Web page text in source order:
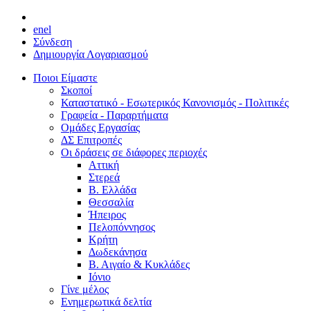
enel
Σύνδεση
Δημιουργία Λογαριασμού
Ποιοι Είμαστε
Σκοποί
Καταστατικό - Εσωτερικός Κανονισμός - Πολιτικές
Γραφεία - Παραρτήματα
Ομάδες Εργασίας
ΔΣ Επιτροπές
Οι δράσεις σε διάφορες περιοχές
Αττική
Στερεά
Β. Ελλάδα
Θεσσαλία
Ήπειρος
Πελοπόννησος
Κρήτη
Δωδεκάνησα
Β. Αιγαίο & Κυκλάδες
Ιόνιο
Γίνε μέλος
Ενημερωτικά δελτία